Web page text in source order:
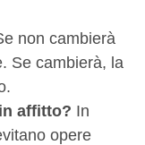
non cambierà
Se cambierà, la
affitto? In
opere